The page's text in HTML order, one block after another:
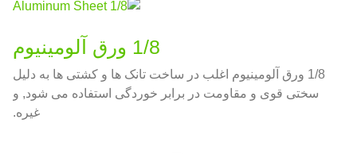
1/8 ورق آلومینیوم
1/8 ورق آلومینیوم اغلب در ساخت تانک ها و کشتی ها به دلیل
سختی قوی و مقاومت در برابر خوردگی استفاده می شود, و
غیره.